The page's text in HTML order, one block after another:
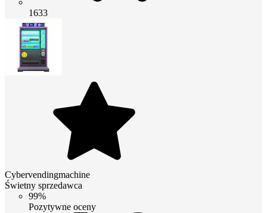
1633
Cybervendingmachine
Świetny sprzedawca
99%
Pozytywne oceny